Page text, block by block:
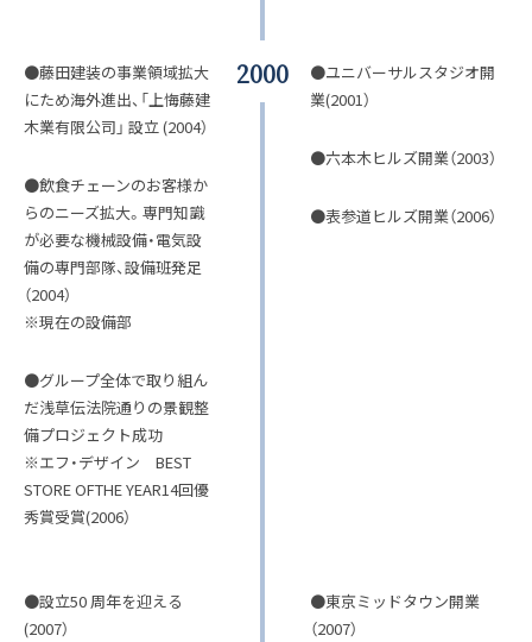
●藤田建装の事業領域拡大
にため海外進出、「上悔藤建
木業有限公司」 設立 (2004）
●飲食チェーンのお客様か
らのニーズ拡大。専門知識
が必要な機械設備・電気設
備の専門部隊、設備班発足
（2004）
※現在の設備部
●グループ全体で取り組ん
だ浅草伝法院通りの景観整
備プロジェクト成功
※エフ・デザイン BEST
STORE OFTHE YEAR14回優
秀賞受賞(2006）
2000
●ユニバーサルスタジオ開
業(2001）
●六本木ヒルズ開業（2003）
●表参道ヒルズ開業（2006）
●設立50 周年を迎える
(2007）
●東京ミッドタウン開業
（2007）